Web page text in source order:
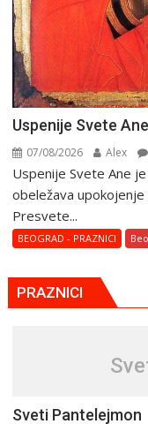
Uspenije Svete Ane
07/08/2026 Alex
Uspenije Svete Ane
obeležava
Presvete...
BEOGRAD - PRAZNICI
PRAZNICI
Sveti Pantelejmon